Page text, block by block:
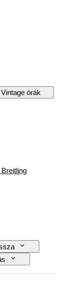
Vintage órák
Breitling